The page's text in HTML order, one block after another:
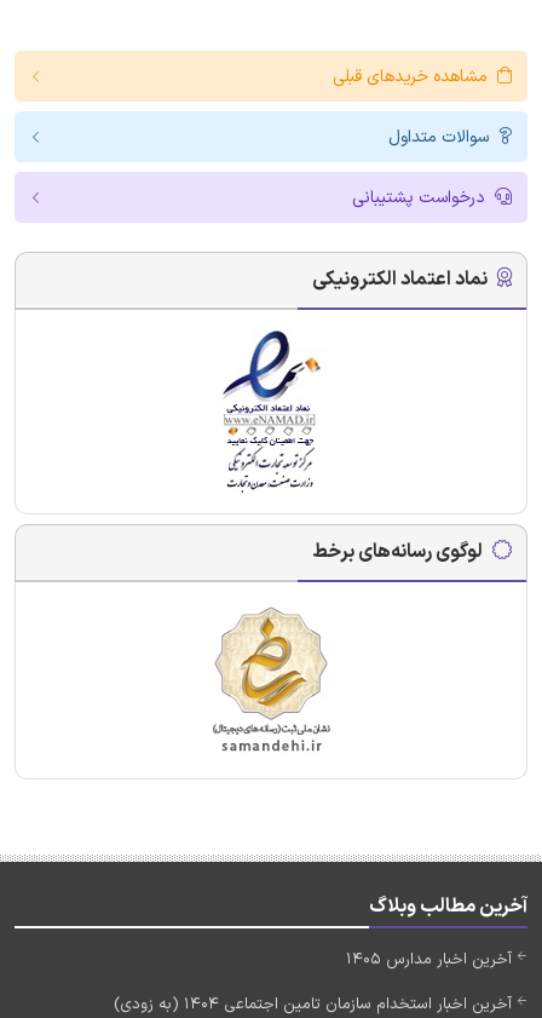
مشاهده خریدهای قبلی
سوالات متداول
درخواست پشتیبانی
نماد اعتماد الکترونیکی
لوگوی رسانه‌های برخط
آخرین مطالب وبلاگ
آخرین اخبار مدارس 1405
آخرین اخبار استخدام سازمان تامین اجتماعی 1404 (به زودی)